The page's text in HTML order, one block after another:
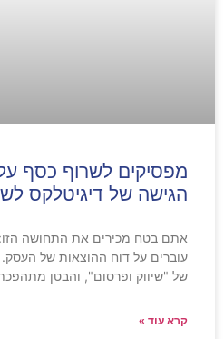
מפסיקים לשרוף כסף על
הגישה של דיגיטלקס
עוברים על דוח ההוצאות של העסק.
של "שיווק ופרסום", והבטן
קרא עוד »